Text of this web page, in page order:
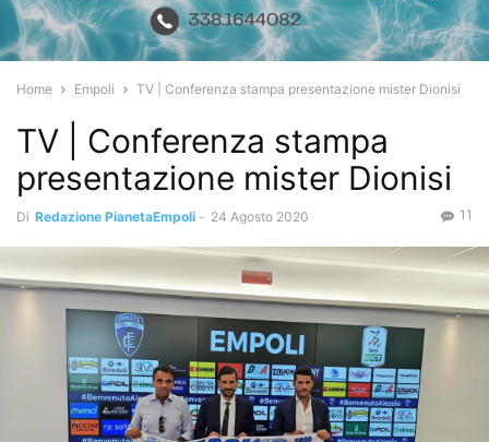
Home Empoli TV | Conferenza stampa presentazione mister Dionisi
TV | Conferenza stampa
presentazione mister Dionisi
Di Redazione PianetaEmpoli - 24 Agosto 2020 11